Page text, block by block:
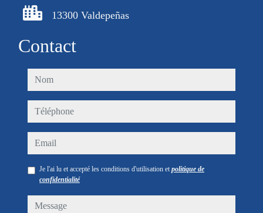
13300 Valdepeñas
Contact
nom
téléphone
email
Je l'ai lu et accepté les conditions d'utilisation etpolitique de
confidentialité
message